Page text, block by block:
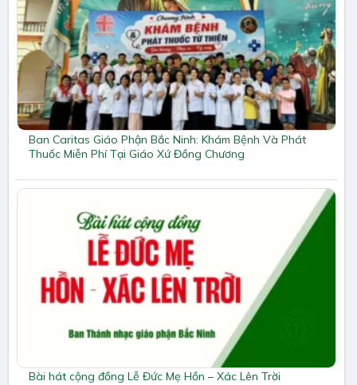
Ban Caritas Giáo Phận Bắc Ninh: Khám Bệnh Và Phát
Thuốc Miễn Phí Tại Giáo Xứ Đồng Chương
Bài hát cộng đồng Lễ Đức Mẹ Hồn – Xác Lên Trời